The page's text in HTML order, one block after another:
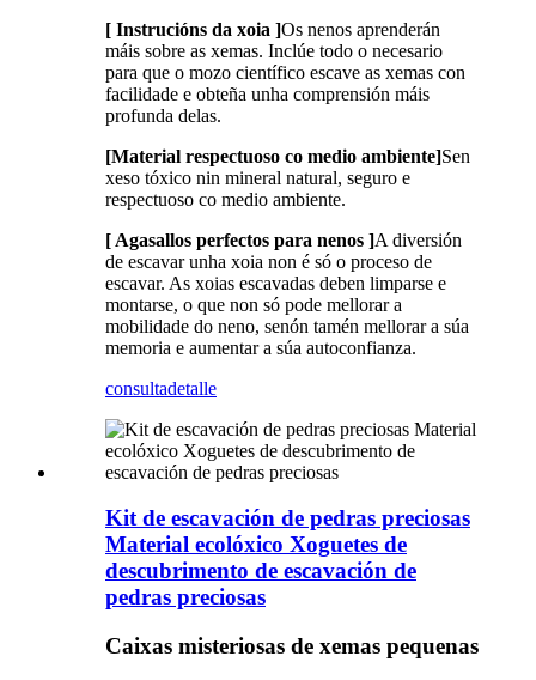
[ Instrucións da xoia ]Os nenos aprenderán
máis sobre as xemas. Inclúe todo o necesario
para que o mozo científico escave as xemas con
facilidade e obteña unha comprensión máis
profunda delas.
[Material respectuoso co medio ambiente]Sen
xeso tóxico nin mineral natural, seguro e
respectuoso co medio ambiente.
[ Agasallos perfectos para nenos ]A diversión
de escavar unha xoia non é só o proceso de
escavar. As xoias escavadas deben limparse e
montarse, o que non só pode mellorar a
mobilidade do neno, senón tamén mellorar a súa
memoria e aumentar a súa autoconfianza.
consultadetalle
Kit de escavación de pedras preciosas
Material ecolóxico Xoguetes de
descubrimento de escavación de
pedras preciosas
Caixas misteriosas de xemas pequenas